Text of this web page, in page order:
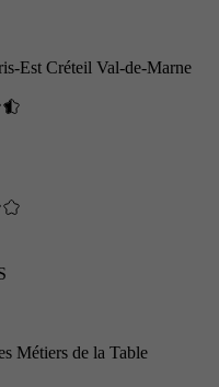
Est Créteil Val-de-Marne
Métiers de la Table